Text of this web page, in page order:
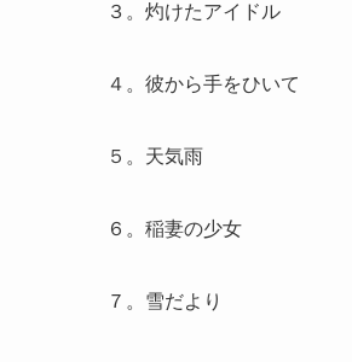
３。灼けたアイドル
４。彼から手をひいて
５。天気雨
６。稲妻の少女
７。雪だより